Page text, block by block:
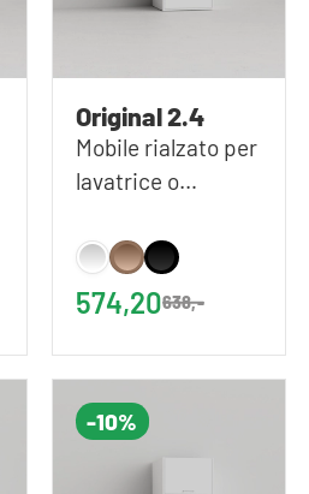
Original 2.4
Mobile rialzato per
lavatrice o
colore Bianco |
67x207 (LxA)
574,20638,-
-10%